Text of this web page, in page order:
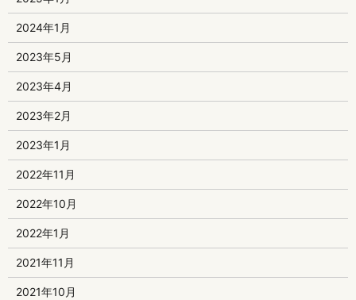
2024年1月
2023年5月
2023年4月
2023年2月
2023年1月
2022年11月
2022年10月
2022年1月
2021年11月
2021年10月